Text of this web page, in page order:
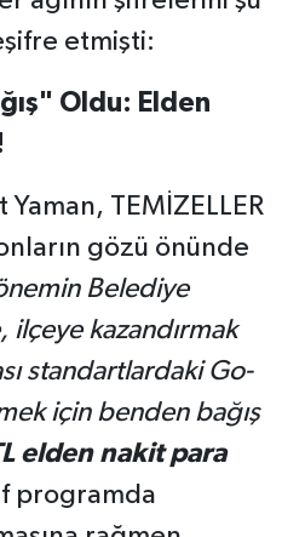
etmişti:
Oldu: Elden
TEMİZELLER
gözü önünde
Belediye
ilçeye kazandırmak
standartlardaki Go-
için benden bağış
elden nakit para
programda